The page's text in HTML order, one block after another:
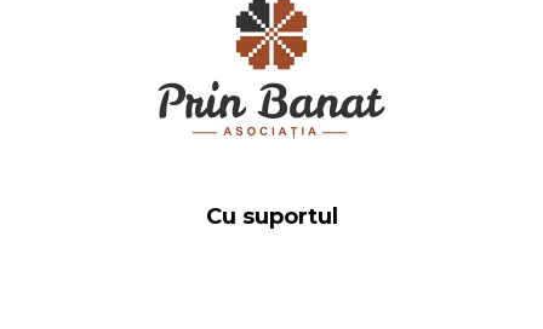
Cu suportul